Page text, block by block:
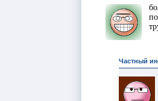
Частный